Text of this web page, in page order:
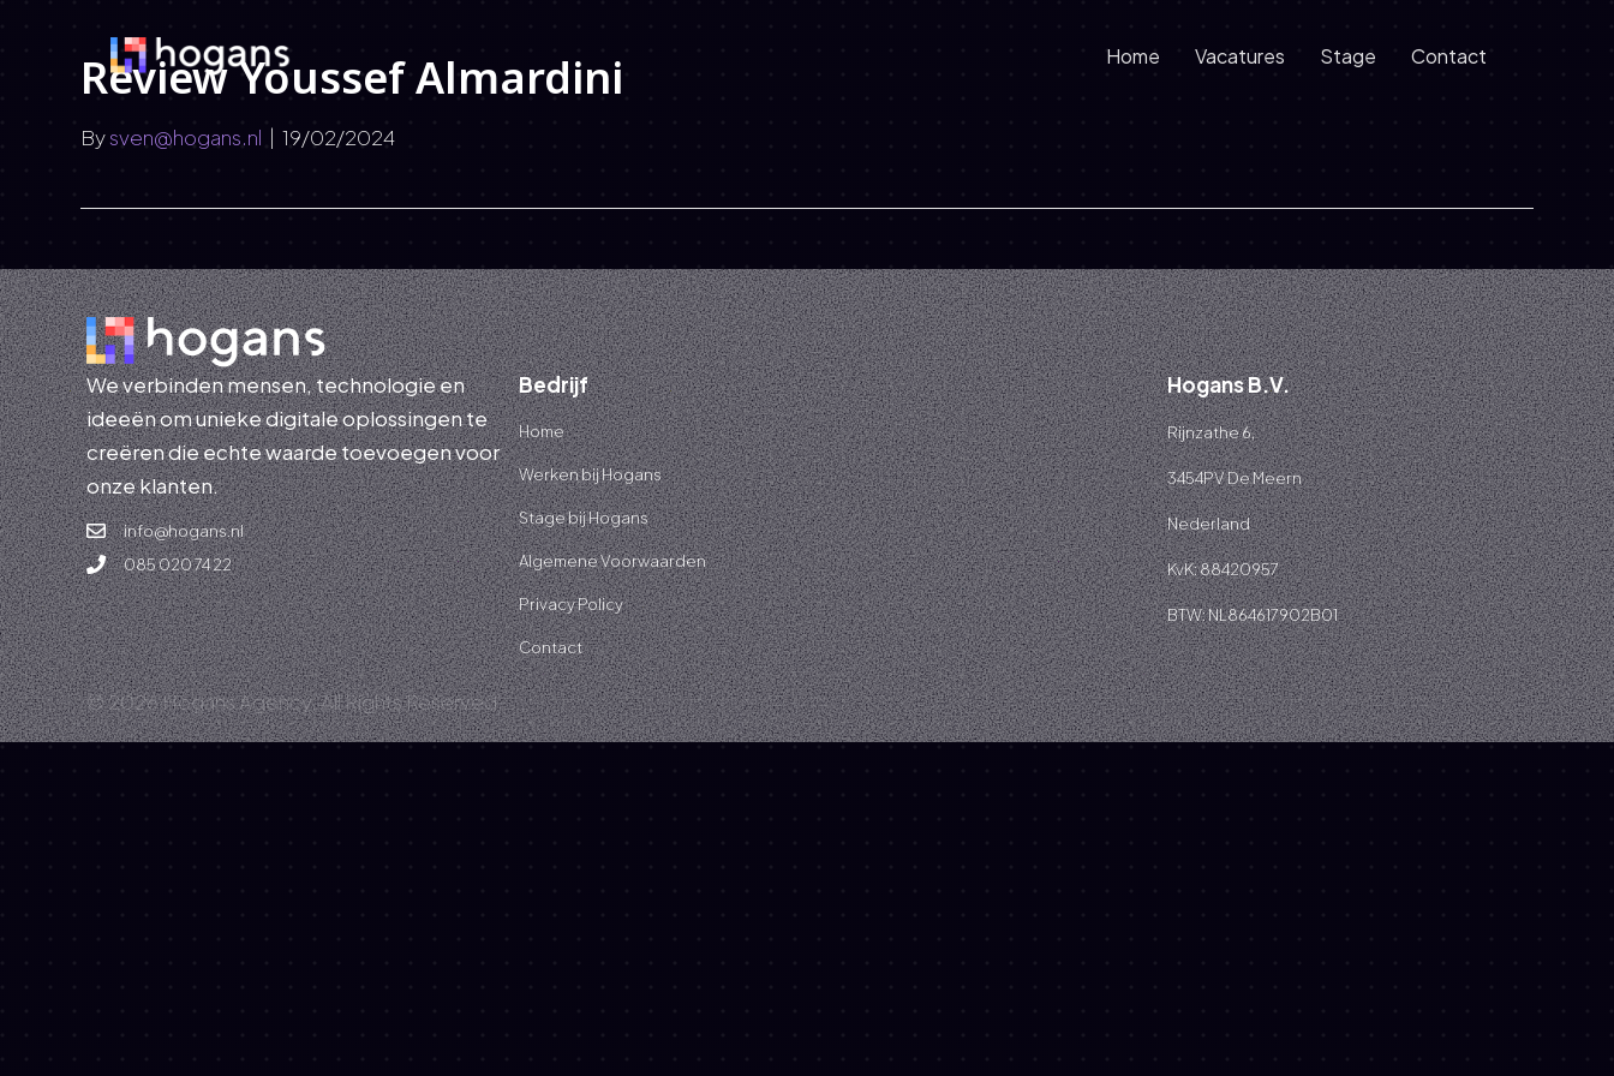
Home Vacatures Stage Contact
Review Youssef Almardini
Bysven@hogans.nl | 19/02/2024
We verbinden mensen, technologie en
ideeën om unieke digitale oplossingen te
creëren die echte waarde toevoegen voor
onze klanten.
info@hogans.nl
085 020 74 22
Bedrijf
Home
Werken bij Hogans
Stage bij Hogans
Algemene Voorwaarden
Privacy Policy
Contact
Hogans B.V.
Rijnzathe 6,
3454PV De Meern
Nederland
KvK: 88420957
BTW: NL864617902B01
© 2026 Hogans Agency. All Rights Reserved.